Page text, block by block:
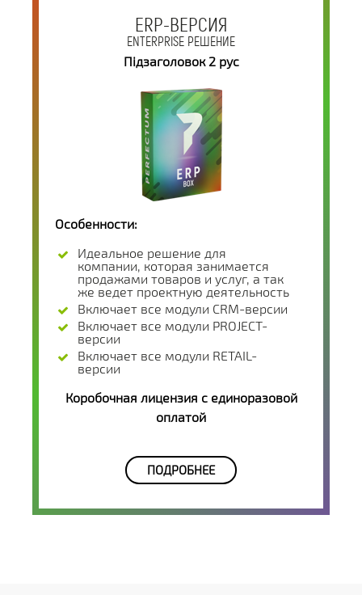
ERP-ВЕРСИЯ
ENTERPRISE РЕШЕНИЕ
Підзаголовок 2 рус
Особенности:
Идеальное решение для
компании, которая занимается
продажами товаров и услуг, а так
же ведет проектную деятельность
Включает все модули CRM-версии
Включает все модули PROJECT-
версии
Включает все модули RETAIL-
версии
Коробочная лицензия с единоразовой
оплатой
ПОДРОБНЕЕ